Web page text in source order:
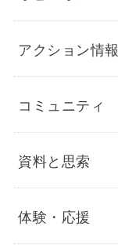
アクション情報
コミュニティ
資料と思索
体験・応援